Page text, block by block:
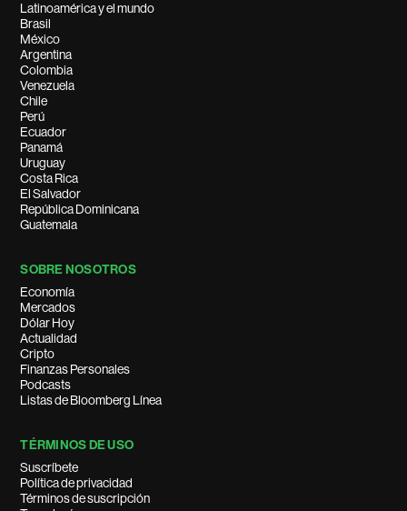
Latinoamérica y el mundo
Brasil
México
Argentina
Colombia
Venezuela
Chile
Perú
Ecuador
Panamá
Uruguay
Costa Rica
El Salvador
República Dominicana
Guatemala
SOBRE NOSOTROS
Economía
Mercados
Dólar Hoy
Actualidad
Cripto
Finanzas Personales
Podcasts
Listas de Bloomberg Línea
TÉRMINOS DE USO
Suscríbete
Política de privacidad
Términos de suscripción